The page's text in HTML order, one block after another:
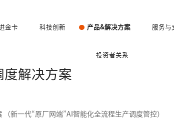
金卡 科技创新 产品&解决方案 服务与
投资者关系
度解决方案
（新一代“原厂网端”AI智能化全流程生产调度管控）